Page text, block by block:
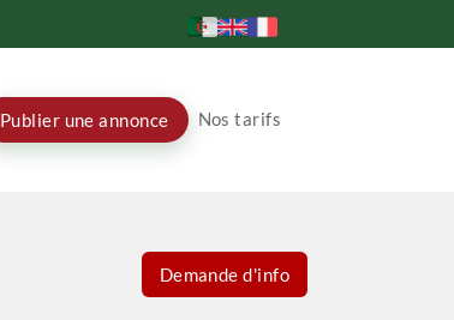
Publier une annonce Nos tarifs
Demande d'info